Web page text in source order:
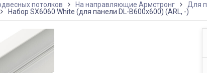
потолков На направляющие Армстронг Для
Набор SX6060 White (для панели DL-B600x600) (ARL, -)